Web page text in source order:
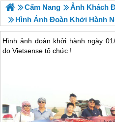
Cẩm Nang
Ảnh Khách
Hình Ảnh Đoàn Khởi Hành Ngày
Hình ảnh đoàn khởi hành ngày
do Vietsense tổ chức !